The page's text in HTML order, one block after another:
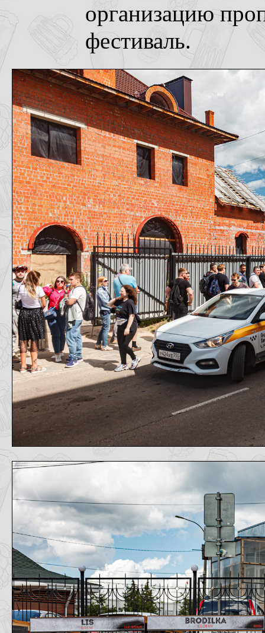
организацию
фестиваль.